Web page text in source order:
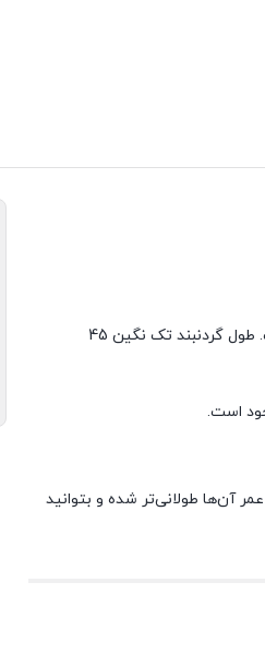
گردنبند تک نگین از جنس استیل با کیفیت در رنگ طلایی موجود است. زنجیر گردنبند بسیار ظریف و زیبا است. طول گردنبند تک نگین 45
است.
آن‌ها طولانی‌تر شده و بتوانید